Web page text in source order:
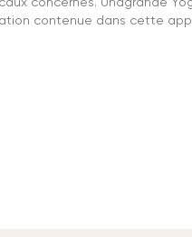
contenue dans cette